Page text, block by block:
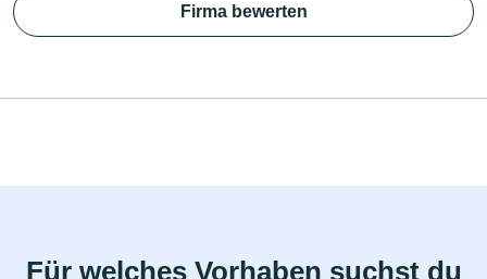
Firma bewerten
Für welches Vorhaben suchst du